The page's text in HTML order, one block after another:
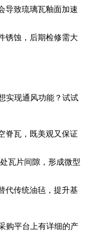
导致琉璃瓦釉面加速
锈蚀，后期检修需大
实现通风功能？试试
脊瓦，既美观又保证
瓦片间隙，形成微型
代传统油毡，提升基
购平台上有详细的产